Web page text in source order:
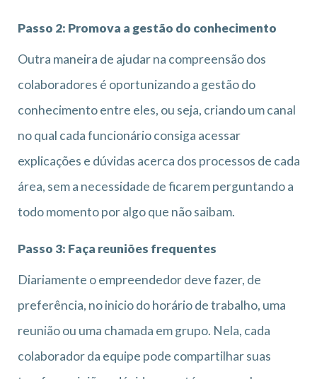
Passo 2: Promova a gestão do conhecimento
Outra maneira de ajudar na compreensão dos
colaboradores é oportunizando a gestão do
conhecimento entre eles, ou seja, criando um canal
no qual cada funcionário consiga acessar
explicações e dúvidas acerca dos processos de cada
área, sem a necessidade de ficarem perguntando a
todo momento por algo que não saibam.
Passo 3: Faça reuniões frequentes
Diariamente o empreendedor deve fazer, de
preferência, no inicio do horário de trabalho, uma
reunião ou uma chamada em grupo. Nela, cada
colaborador da equipe pode compartilhar suas